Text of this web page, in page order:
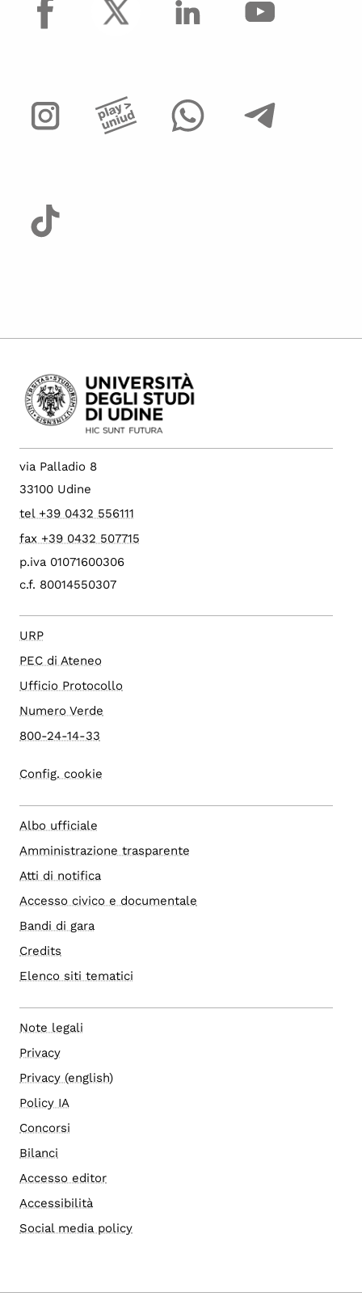
via Palladio 8
33100 Udine
tel +39 0432 556111
fax +39 0432 507715
p.iva 01071600306
c.f. 80014550307
URP
PEC di Ateneo
Ufficio Protocollo
Numero Verde
800-24-14-33
Config. cookie
Albo ufficiale
Amministrazione trasparente
Atti di notifica
Accesso civico e documentale
Bandi di gara
Credits
Elenco siti tematici
Note legali
Privacy
Privacy (english)
Policy IA
Concorsi
Bilanci
Accesso editor
Accessibilità
Social media policy